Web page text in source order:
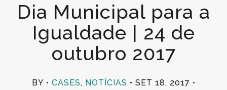
Dia Municipal para a
Igualdade | 24 de
outubro 2017
BY CASES, NOTÍCIAS
SET 18, 2017